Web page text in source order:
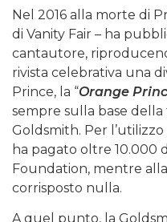
Nel 2016 alla morte di
di Vanity Fair – ha
cantautore,
rivista celebrativa una
Prince, la “Orange
sempre sulla base
Goldsmith. Per l’utilizzo
ha pagato oltre 10.000
Foundation, mentre
corrisposto nulla.
A quel punto, la